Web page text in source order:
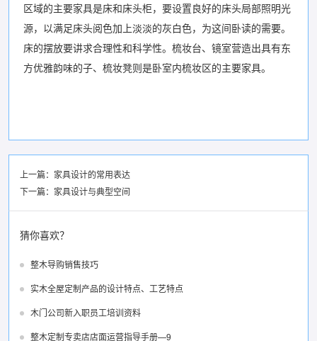
区域的主要家具是床和床头柜，要设置良好的床头局部照明光
源，以满足床头阅色加上淡淡的灰白色，为这间卧读的需要。
床的摆放要讲求合理性和科学性。梳妆台、镜室营造出具有东
方优雅韵味的子、梳妆凳则是卧室内梳妆区的主要家具。
上一篇： 家具设计的常用表达
下一篇： 家具设计与典型空间
猜你喜欢？
整木导购销售技巧
实木全屋定制产品的设计特点、工艺特点
木门公司新入职员工培训资料
整木定制专卖店店面运营指导手册—9